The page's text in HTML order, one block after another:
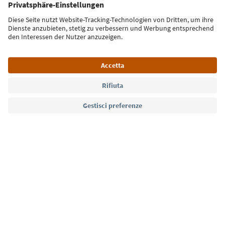
Iscriviti alla newsletter